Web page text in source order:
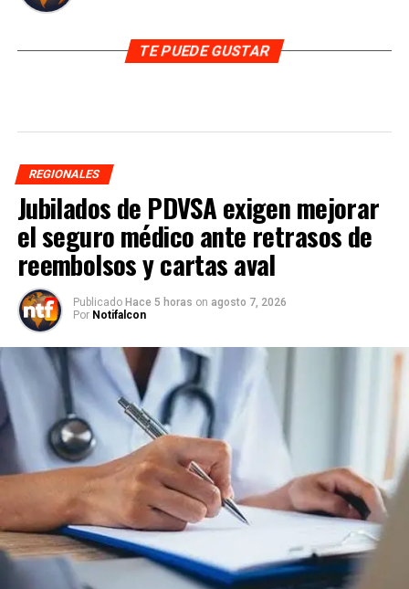
TE PUEDE GUSTAR
REGIONALES
Jubilados de PDVSA exigen mejorar
el seguro médico ante retrasos de
reembolsos y cartas aval
Publicado Hace 5 horas on agosto 7, 2026
Por Notifalcon